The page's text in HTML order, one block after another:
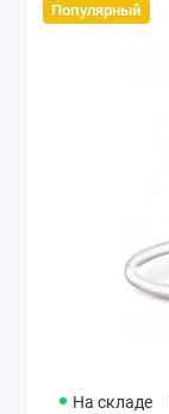
Популярный
На складе